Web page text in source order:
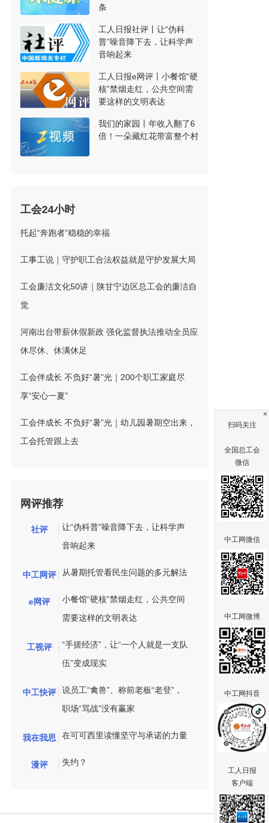
条
工人日报社评丨让“伪科
普”噪音降下去，让科学声
音响起来
工人日报e网评丨小餐馆“硬
核”禁烟走红，公共空间需
要这样的文明表达
我们的家园丨年收入翻了6
倍！一朵藏红花带富整个村
工会24小时
托起“奔跑者”稳稳的幸福
工事工说｜守护职工合法权益就是守护发展大局
工会廉洁文化50讲｜陕甘宁边区总工会的廉洁自
觉
河南出台带薪休假新政 强化监督执法推动全员应
休尽休、休满休足
工会伴成长 不负好“暑”光｜200个职工家庭尽
享“安心一夏”
工会伴成长 不负好“暑”光｜幼儿园暑期空出来，
工会托管跟上去
网评推荐
社评
让“伪科普”噪音降下去，让科学声
音响起来
中工网评 从暑期托管看民生问题的多元解法
e网评
小餐馆“硬核”禁烟走红，公共空间
需要这样的文明表达
工视评
“手搓经济”，让“一个人就是一支队
伍”变成现实
中工快评
说员工“禽兽”、称前老板“老登”，
职场“骂战”没有赢家
我在我思 在可可西里读懂坚守与承诺的力量
漫评 失约？
扫码关注
全国总工会
微信
中工网微信
中工网微博
中工网抖音
工人日报
客户端
×